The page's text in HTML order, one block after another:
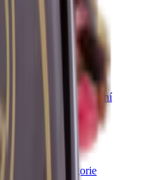
Ostatní
Další kategorie